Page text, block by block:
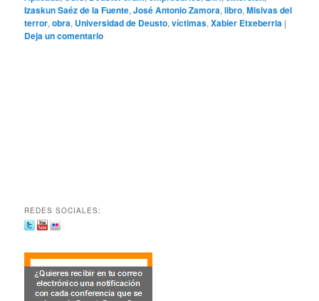
Izaskun Saéz de la Fuente,José Antonio Zamora,libro,Misivas del
terror,obra, Universidad de Deusto,víctimas,Xabier Etxeberria |
Deja un comentario
REDES SOCIALES: